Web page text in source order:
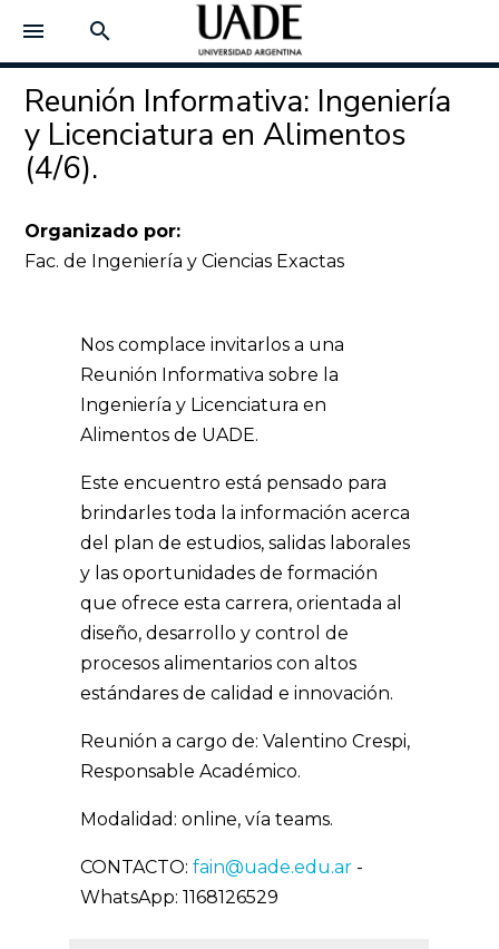
menu search
Reunión Informativa: Ingeniería
y Licenciatura en Alimentos
(4/6).
Organizado por:
Fac. de Ingeniería y Ciencias Exactas
Nos complace invitarlos a una
Reunión Informativa sobre la
Ingeniería y Licenciatura en
Alimentos de UADE.
Este encuentro está pensado para
brindarles toda la información acerca
del plan de estudios, salidas laborales
y las oportunidades de formación
que ofrece esta carrera, orientada al
diseño, desarrollo y control de
procesos alimentarios con altos
estándares de calidad e innovación.
Reunión a cargo de: Valentino Crespi,
Responsable Académico.
Modalidad: online, vía teams.
CONTACTO:fain@uade.edu.ar -
WhatsApp: 1168126529